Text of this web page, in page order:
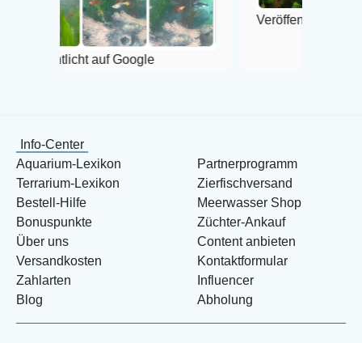
auf Google
Veröffentlicht auf Google
Info-Center
Aquarium-Lexikon
Terrarium-Lexikon
Bestell-Hilfe
Bonuspunkte
Über uns
Versandkosten
Zahlarten
Blog
Partnerprogramm
Zierfischversand
Meerwasser Shop
Züchter-Ankauf
Content anbieten
Kontaktformular
Influencer
Abholung